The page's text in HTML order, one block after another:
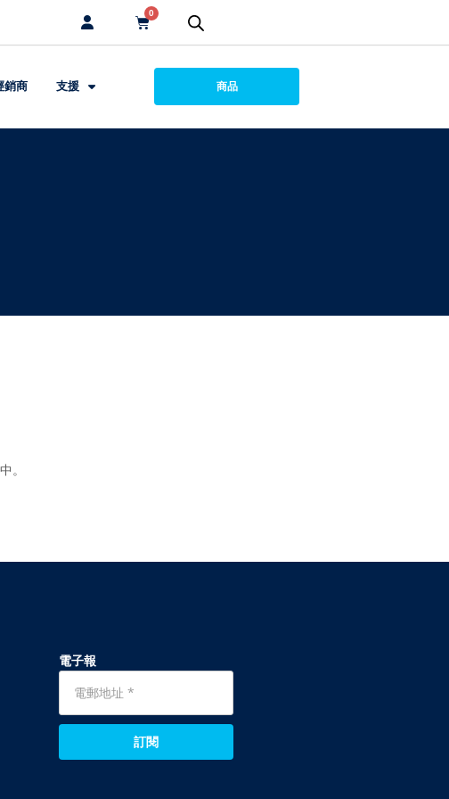
0
銷商 支援 商品
。
電子報
訂閱